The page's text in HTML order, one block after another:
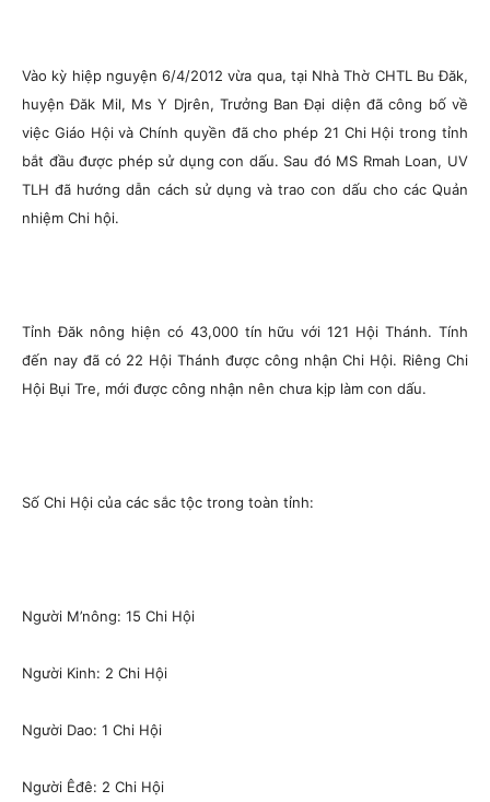
Vào kỳ hiệp nguyện 6/4/2012 vừa qua, tại Nhà Thờ CHTL Bu Đăk,
huyện Đăk Mil, Ms Y Djrên, Trưởng Ban Đại diện đã công bố về
việc Giáo Hội và Chính quyền đã cho phép 21 Chi Hội trong tỉnh
bắt đầu được phép sử dụng con dấu. Sau đó MS Rmah Loan, UV
TLH đã hướng dẫn cách sử dụng và trao con dấu cho các Quản
nhiệm Chi hội.
Tỉnh Đăk nông hiện có 43,000 tín hữu với 121 Hội Thánh. Tính
đến nay đã có 22 Hội Thánh được công nhận Chi Hội. Riêng Chi
Hội Bụi Tre, mới được công nhận nên chưa kịp làm con dấu.
Số Chi Hội của các sắc tộc trong toàn tỉnh:
Người M’nông: 15 Chi Hội
Người Kinh: 2 Chi Hội
Người Dao: 1 Chi Hội
Người Êđê: 2 Chi Hội